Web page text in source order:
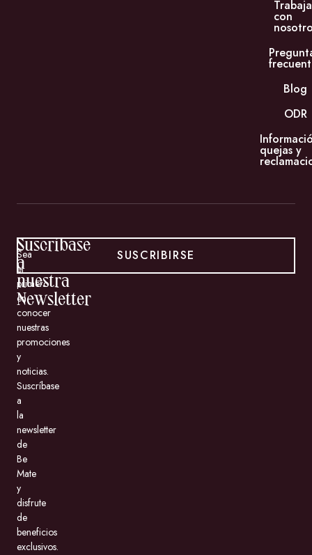
Trabaja
con
Blog
ODR
quejas y
Suscríbase
a
nuestra
Newsletter
Sea
el
primero
en
conocer
nuestras
promociones
y
noticias.
Suscríbase
a
la
newsletter
de
Be
Mate
y
disfrute
de
beneficios
exclusivos.
SUSCRIBIRSE